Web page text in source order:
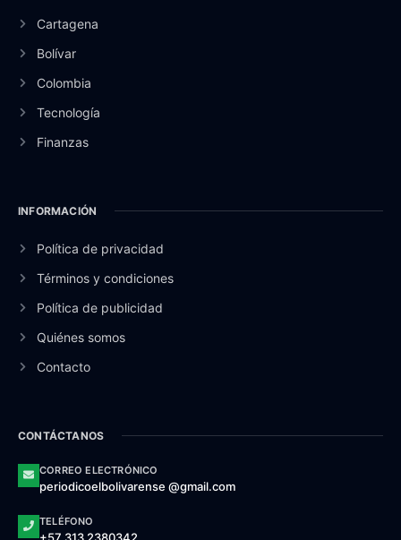
Cartagena
Bolívar
Colombia
Tecnología
Finanzas
INFORMACIÓN
Política de privacidad
Términos y condiciones
Política de publicidad
Quiénes somos
Contacto
CONTÁCTANOS
CORREO ELECTRÓNICO
periodicoelbolivarense @gmail.com
TELÉFONO
+57 313 2380342